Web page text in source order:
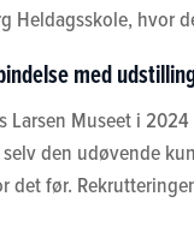
Heldagsskole,
med
Larsen Museet i
den udøvende
før.